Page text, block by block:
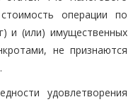
операции по
и (или) имущественных
не признаются
удовлетворения